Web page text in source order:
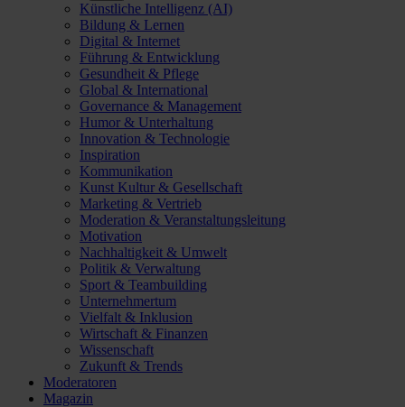
Künstliche Intelligenz (AI)
Bildung & Lernen
Digital & Internet
Führung & Entwicklung
Gesundheit & Pflege
Global & International
Governance & Management
Humor & Unterhaltung
Innovation & Technologie
Inspiration
Kommunikation
Kunst Kultur & Gesellschaft
Marketing & Vertrieb
Moderation & Veranstaltungsleitung
Motivation
Nachhaltigkeit & Umwelt
Politik & Verwaltung
Sport & Teambuilding
Unternehmertum
Vielfalt & Inklusion
Wirtschaft & Finanzen
Wissenschaft
Zukunft & Trends
Moderatoren
Magazin